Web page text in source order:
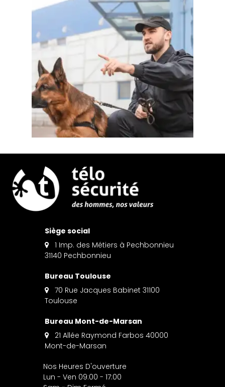
Siège social
1 Imp. des Métiers à Pechbonnieu
31140 Pechbonnieu
Bureau Toulouse
70 Rue Jacques Babinet 31100
Toulouse
Bureau Mont-de-Marsan
21 Allée Raymond Farbos 40000
Mont-de-Marsan
Nos Heures D'ouverture
Lun - Ven 09:00 - 17:00